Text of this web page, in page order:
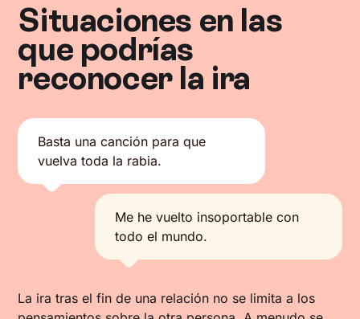
Situaciones en las
que podrías
reconocer la ira
Basta una canción para que
vuelva toda la rabia.
Me he vuelto insoportable con
todo el mundo.
La ira tras el fin de una relación no se limita a los